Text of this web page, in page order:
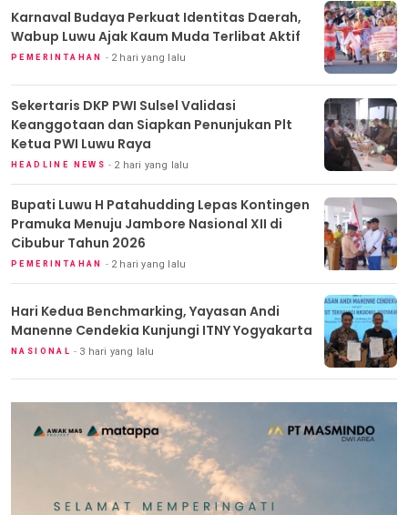
Karnaval Budaya Perkuat Identitas Daerah,
Wabup Luwu Ajak Kaum Muda Terlibat Aktif
PEMERINTAHAN 2 hari yang lalu
Sekertaris DKP PWI Sulsel Validasi
Keanggotaan dan Siapkan Penunjukan Plt
Ketua PWI Luwu Raya
HEADLINE NEWS 2 hari yang lalu
Bupati Luwu H Patahudding Lepas Kontingen
Pramuka Menuju Jambore Nasional XII di
Cibubur Tahun 2026
PEMERINTAHAN 2 hari yang lalu
Hari Kedua Benchmarking, Yayasan Andi
Manenne Cendekia Kunjungi ITNY Yogyakarta
NASIONAL 3 hari yang lalu